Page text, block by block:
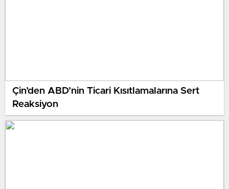
Çin’den ABD’nin Ticari Kısıtlamalarına Sert
Reaksiyon